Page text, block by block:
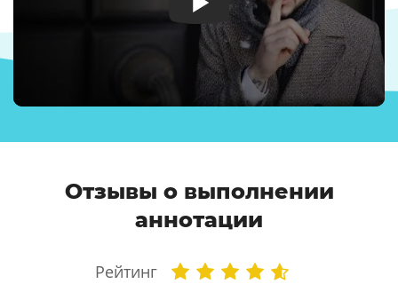
Отзывы о выполнении
аннотации
Рейтинг